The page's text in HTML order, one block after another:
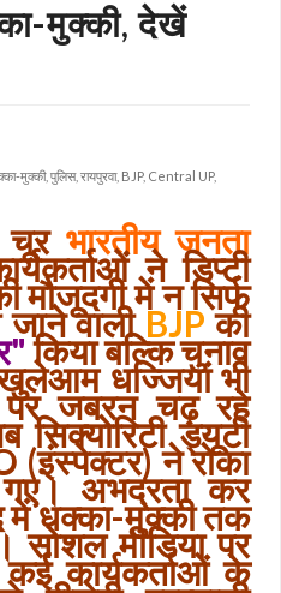
मुक्की, देखें
मुक्की, पुलिस, रायपुरवा, BJP, Central UP,
भारतीय जनता
ने डिप्टी
मौजूदगी में न सिर्फ
जाने वालीBJPकी
किया बल्कि चुनाव
धज्जियां भी
जबरन चढ़ रहे
सिक्योरिटी ड्यूटी
(इंस्पेक्टर) ने रोका
गए। अभद्रता कर
में धक्का-मुक्की तक
मीडिया पर
कई कार्यकर्ताओं के